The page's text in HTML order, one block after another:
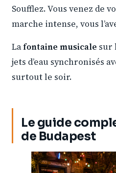
Soufflez. Vous venez de
marche intense, vous
Lafontaine musicale sur
jets d’eau synchronisés
surtout le soir.
Le guide
de Budapest